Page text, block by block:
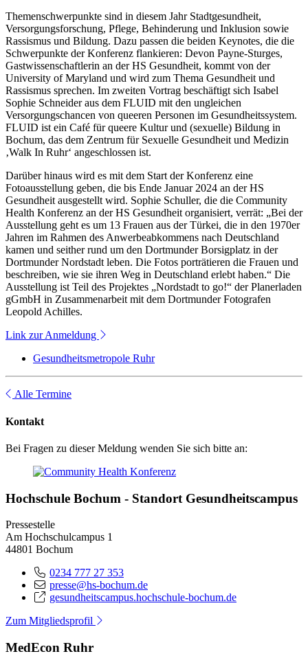
Themenschwerpunkte sind in diesem Jahr Stadtgesundheit,
Versorgungsforschung, Pflege, Behinderung und Inklusion sowie
Rassismus und Bildung. Dazu passen die beiden Keynotes, die die
Schwerpunkte der Konferenz flankieren: Devon Payne-Sturges,
Gastwissenschaftlerin an der HS Gesundheit, kommt von der
University of Maryland und wird zum Thema Gesundheit und
Rassismus sprechen. Im zweiten Vortrag beschäftigt sich Isabel
Sophie Schneider aus dem FLUID mit den ungleichen
Versorgungschancen von queeren Personen im Gesundheitssystem.
FLUID ist ein Café für queere Kultur und (sexuelle) Bildung in
Bochum, das dem Zentrum für Sexuelle Gesundheit und Medizin
‚Walk In Ruhr‘ angeschlossen ist.
Darüber hinaus wird es mit dem Start der Konferenz eine
Fotoausstellung geben, die bis Ende Januar 2024 an der HS
Gesundheit ausgestellt wird. Sophie Schuller, die die Community
Health Konferenz an der HS Gesundheit organisiert, verrät: „Bei der
Ausstellung geht es um 13 Frauen aus der Türkei, die in den 1970er
Jahren im Rahmen des Anwerbeabkommens nach Deutschland
kamen und seither rund um den Dortmunder Borsigplatz in der
Dortmunder Nordstadt leben. Die Fotos porträtieren die Frauen und
beschreiben, wie sie ihren Weg in Deutschland erlebt haben.“ Die
Ausstellung ist Teil des Projektes „Nordstadt to go!“ der Planerladen
gGmbH in Zusammenarbeit mit dem Dortmunder Fotografen
Leopold Achilles.
Link zur Anmeldung
Gesundheitsmetropole Ruhr
Alle Termine
Kontakt
Bei Fragen zu dieser Meldung wenden Sie sich bitte an:
Hochschule Bochum - Standort Gesundheitscampus
Pressestelle
Am Hochschulcampus 1
44801 Bochum
0234 777 27 353
presse@hs-bochum.de
gesundheitscampus.hochschule-bochum.de
Zum Mitgliedsprofil
MedEcon Ruhr